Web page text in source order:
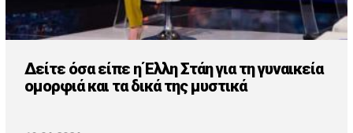
Δείτε όσα είπε η Έλλη Στάη για τη γυναικεία
ομορφιά και τα δικά της μυστικά